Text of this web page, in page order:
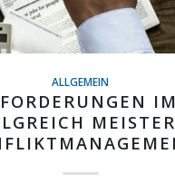
ALLGEMEIN